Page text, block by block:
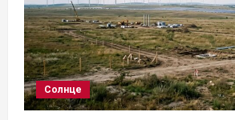
Солнце